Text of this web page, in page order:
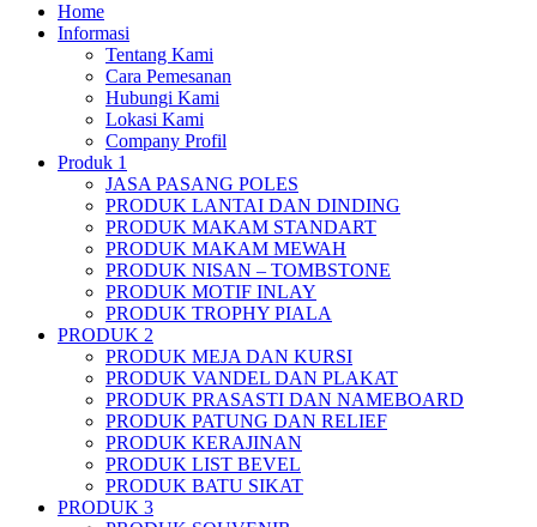
Home
Informasi
Tentang Kami
Cara Pemesanan
Hubungi Kami
Lokasi Kami
Company Profil
Produk 1
JASA PASANG POLES
PRODUK LANTAI DAN DINDING
PRODUK MAKAM STANDART
PRODUK MAKAM MEWAH
PRODUK NISAN – TOMBSTONE
PRODUK MOTIF INLAY
PRODUK TROPHY PIALA
PRODUK 2
PRODUK MEJA DAN KURSI
PRODUK VANDEL DAN PLAKAT
PRODUK PRASASTI DAN NAMEBOARD
PRODUK PATUNG DAN RELIEF
PRODUK KERAJINAN
PRODUK LIST BEVEL
PRODUK BATU SIKAT
PRODUK 3